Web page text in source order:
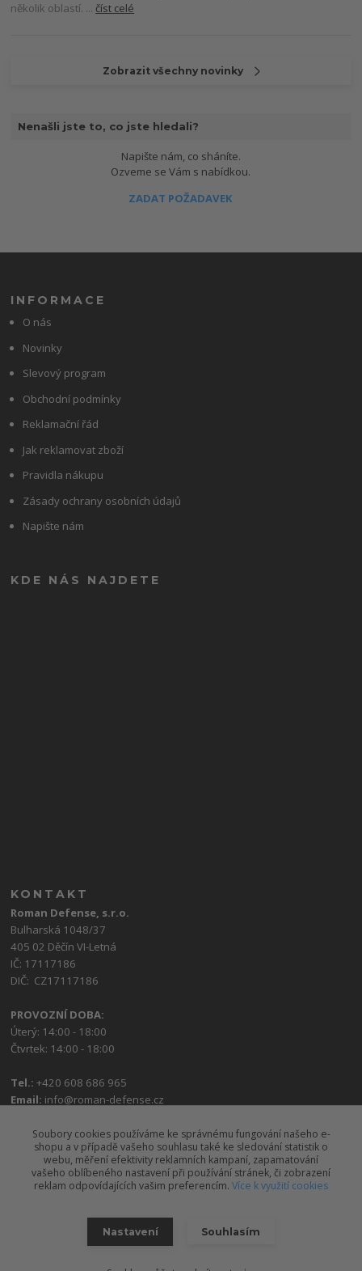
několik oblastí. ... číst celé
Zobrazit všechny novinky
Nenašli jste to, co jste hledali?
Napište nám, co sháníte.
Ozveme se Vám s nabídkou.
ZADAT POŽADAVEK
INFORMACE
O nás
Novinky
Slevový program
Obchodní podmínky
Reklamační řád
Jak reklamovat zboží
Pravidla nákupu
Zásady ochrany osobních údajů
Napište nám
KDE NÁS NAJDETE
KONTAKT
Roman Defense, s.r.o.
Bulharská 1048/37
405 02 Děčín VI-Letná
IČ: 17117186
DIČ: CZ17117186
PROVOZNÍ DOBA:
Úterý: 14:00 - 18:00
Čtvrtek: 14:00 - 18:00
Tel.:+420 608 686 965
Email: info@roman-defense.cz
Soubory cookies používáme ke správnému fungování našeho e-
shopu a v případě vašeho souhlasu také ke sledování statistik o
webu, měření efektivity reklamních kampaní, zapamatování
vašeho oblíbeného nastavení při používání stránek, či zobrazení
reklam odpovídajících vašim preferencím. Více k využití cookies
Nastavení Souhlasím